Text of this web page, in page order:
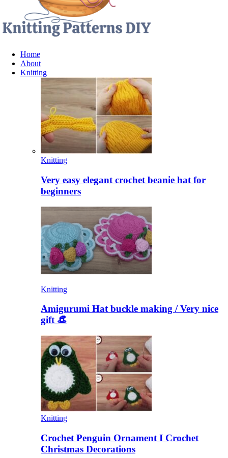
Home
About
Knitting
Knitting
Very easy elegant crochet beanie hat for
beginners
Knitting
Amigurumi Hat buckle making / Very nice
gift 👒
Knitting
Crochet Penguin Ornament I Crochet
Christmas Decorations